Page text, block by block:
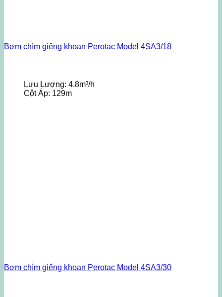
Bơm chìm giếng khoan Perotac Model 4SA3/18
Lưu Lượng: 4.8m³/h
Cột Áp: 129m
Bơm chìm giếng khoan Perotac Model 4SA3/30